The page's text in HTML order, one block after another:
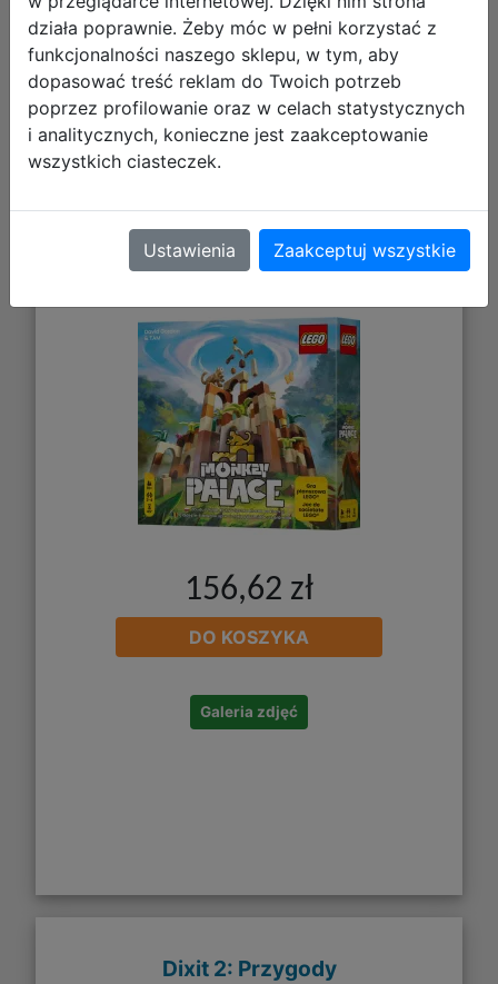
Galeria zdjęć
LEGO Monkey Palace
156,62 zł
DO KOSZYKA
Galeria zdjęć
Dixit 2: Przygody
działa poprawnie. Żeby móc w pełni korzystać z
funkcjonalności naszego sklepu, w tym, aby
dopasować treść reklam do Twoich potrzeb
poprzez profilowanie oraz w celach statystycznych
i analitycznych, konieczne jest zaakceptowanie
wszystkich ciasteczek.
Ustawienia Zaakceptuj wszystkie